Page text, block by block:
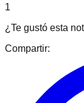
1
¿Te gustó esta
Compartir: